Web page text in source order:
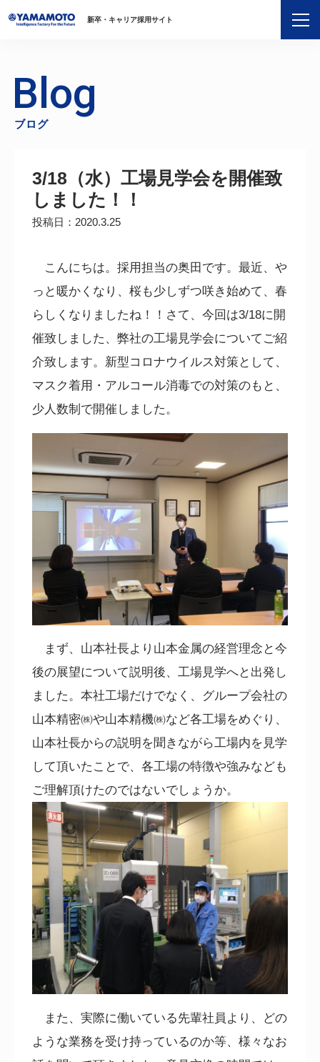
新卒・キャリア採用サイト
Blog
ブログ
3/18（水）工場見学会を開催致
しました！！
投稿日：2020.3.25
こんにちは。採用担当の奥田です。最近、や
っと暖かくなり、桜も少しずつ咲き始めて、春
らしくなりましたね！！さて、今回は3/18に開
催致しました、弊社の工場見学会についてご紹
介致します。新型コロナウイルス対策として、
マスク着用・アルコール消毒での対策のもと、
少人数制で開催しました。
まず、山本社長より山本金属の経営理念と今
後の展望について説明後、工場見学へと出発し
ました。本社工場だけでなく、グループ会社の
山本精密㈱や山本精機㈱など各工場をめぐり、
山本社長からの説明を聞きながら工場内を見学
して頂いたことで、各工場の特徴や強みなども
ご理解頂けたのではないでしょうか。
また、実際に働いている先輩社員より、どの
ような業務を受け持っているのか等、様々なお